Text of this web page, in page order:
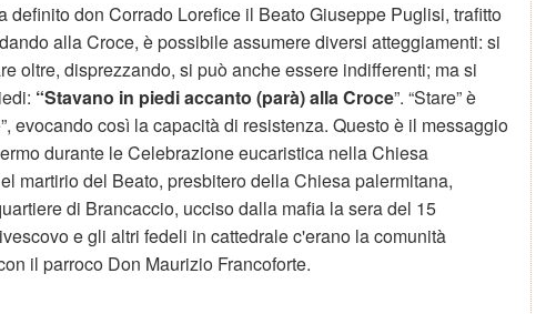
definito don Corrado Lorefice il Beato Giuseppe Puglisi, trafitto
alla Croce, è possibile assumere diversi atteggiamenti: si
oltre, disprezzando, si può anche essere indifferenti; ma si
“Stavano in piedi accanto (parà) alla Croce”. “Stare” è
evocando così la capacità di resistenza. Questo è il messaggio
durante le Celebrazione eucaristica nella Chiesa
martirio del Beato, presbitero della Chiesa palermitana,
di Brancaccio, ucciso dalla mafia la sera del 15
e gli altri fedeli in cattedrale c'erano la comunità
il parroco Don Maurizio Francoforte.